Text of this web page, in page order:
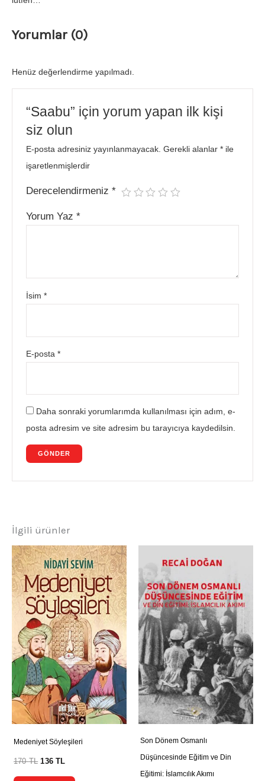
Yorumlar (0)
Henüz değerlendirme yapılmadı.
“Saabu” için yorum yapan ilk kişi
siz olun
E-posta adresiniz yayınlanmayacak. Gerekli alanlar* ile
işaretlenmişlerdir
Derecelendirmeniz*
Yorum Yaz*
İsim*
E-posta*
Daha sonraki yorumlarımda kullanılması için adım, e-
posta adresim ve site adresim bu tarayıcıya kaydedilsin.
İlgili ürünler
Medeniyet Söyleşileri
170TL 136TL
Son Dönem Osmanlı
Düşüncesinde Eğitim ve Din
Eğitimi: İslamcılık Akımı